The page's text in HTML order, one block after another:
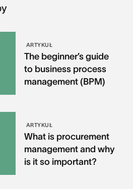
ARTYKUŁ
The beginner’s guide
to business process
management (BPM)
ARTYKUŁ
What is procurement
management and why
is it so important?